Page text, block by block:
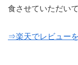
食させていただい
⇒楽天でレビューを